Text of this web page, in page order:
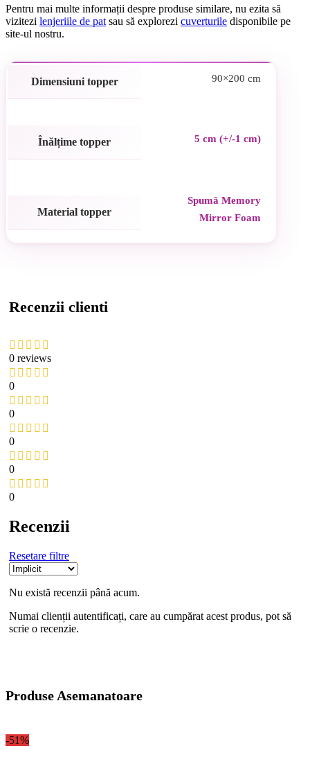
Pentru mai multe informații despre produse similare, nu ezita să
vizitezi lenjeriile de pat sau să explorezi cuverturile disponibile pe
site-ul nostru.
Dimensiuni topper 90×200 cm
Înălțime topper 5 cm (+/-1 cm)
Material topper
Spumă Memory
Mirror Foam
Recenzii clienti
0 reviews
0
0
0
0
0
Recenzii
Resetare filtre
Nu există recenzii până acum.
Numai clienții autentificați, care au cumpărat acest produs, pot să
scrie o recenzie.
Produse Asemanatoare
-51%